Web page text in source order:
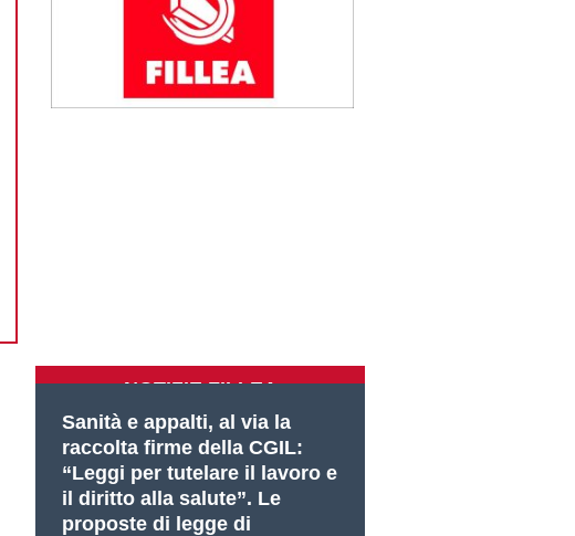
NOTIZIE FILLEA
Sanità e appalti, al via la
raccolta firme della CGIL:
“Leggi per tutelare il lavoro e
il diritto alla salute”. Le
proposte di legge di